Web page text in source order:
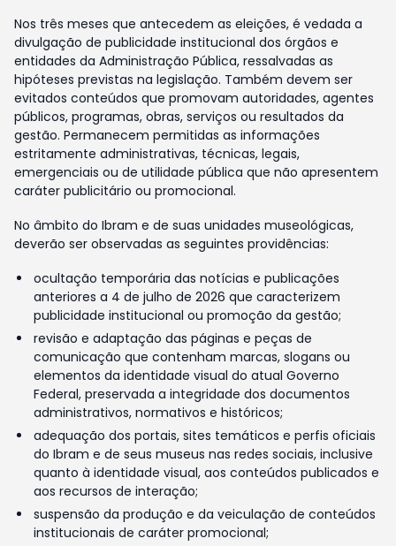
Nos três meses que antecedem as eleições, é vedada a
divulgação de publicidade institucional dos órgãos e
entidades da Administração Pública, ressalvadas as
hipóteses previstas na legislação. Também devem ser
evitados conteúdos que promovam autoridades, agentes
públicos, programas, obras, serviços ou resultados da
gestão. Permanecem permitidas as informações
estritamente administrativas, técnicas, legais,
emergenciais ou de utilidade pública que não apresentem
caráter publicitário ou promocional.
No âmbito do Ibram e de suas unidades museológicas,
deverão ser observadas as seguintes providências:
ocultação temporária das notícias e publicações
anteriores a 4 de julho de 2026 que caracterizem
publicidade institucional ou promoção da gestão;
revisão e adaptação das páginas e peças de
comunicação que contenham marcas, slogans ou
elementos da identidade visual do atual Governo
Federal, preservada a integridade dos documentos
administrativos, normativos e históricos;
adequação dos portais, sites temáticos e perfis oficiais
do Ibram e de seus museus nas redes sociais, inclusive
quanto à identidade visual, aos conteúdos publicados e
aos recursos de interação;
suspensão da produção e da veiculação de conteúdos
institucionais de caráter promocional;